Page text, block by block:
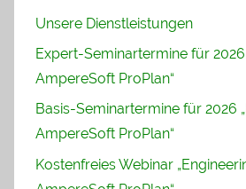
Unsere Dienstleistungen
Expert-Seminartermine für
AmpereSoft ProPlan“
Basis-Seminartermine für 2026
AmpereSoft ProPlan“
Kostenfreies Webinar